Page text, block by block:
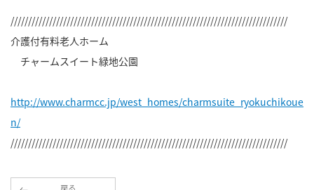
///////////////////////////////////////////////////////////////////////////////
介護付有料老人ホーム
チャームスイート緑地公園
http://www.charmcc.jp/west_homes/charmsuite_ryokuchikoue
n/
///////////////////////////////////////////////////////////////////////////////